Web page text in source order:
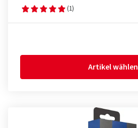
(1)
Artikel wählen